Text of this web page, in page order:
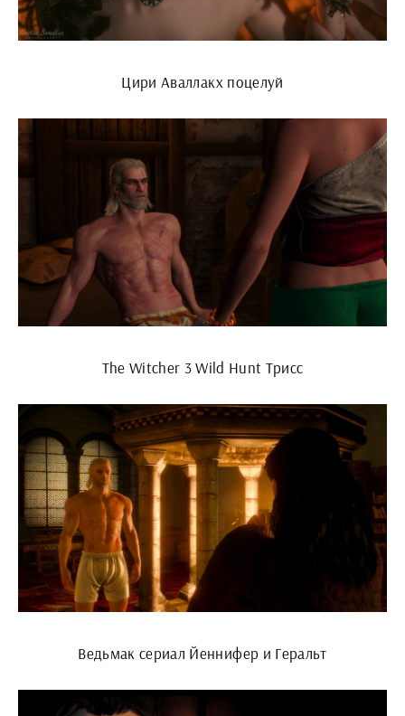
Цири Аваллакх поцелуй
The Witcher 3 Wild Hunt Трисс
Ведьмак сериал Йеннифер и Геральт